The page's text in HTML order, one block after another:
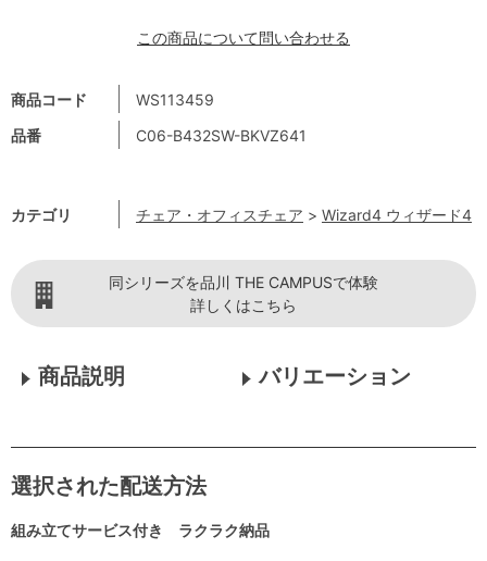
商品コード
WS113459
品番
C06-B432SW-BKVZ641
カテゴリ チェア・オフィスチェア > Wizard4 ウィザード4
この商品について問い合わせる
同シリーズを品川 THE CAMPUSで体験
詳しくはこちら
商品説明 バリエーション
選択された配送方法
組み立てサービス付き ラクラク納品